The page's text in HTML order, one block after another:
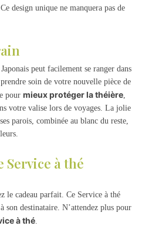
design unique ne manquera pas de
peut facilement se ranger dans
soin de votre nouvelle pièce de
pour mieux protéger la théière
votre valise lors de voyages. La jolie
parois, combinée au blanc du reste,
Service à thé
le cadeau parfait. Ce Service à thé
son destinataire. N’attendez plus pour
à thé.